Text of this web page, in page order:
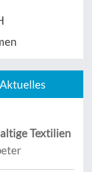
Aktuelles
Textilien